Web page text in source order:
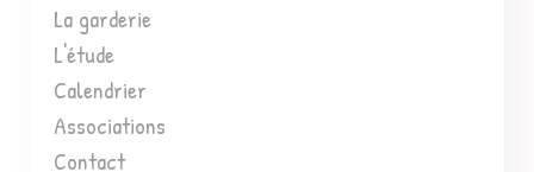
La garderie
L'étude
Calendrier
Associations
Contact